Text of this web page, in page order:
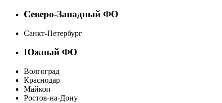
Северо-Западный ФО
Санкт-Петербург
Южный ФО
Волгоград
Краснодар
Майкоп
Ростов-на-Дону